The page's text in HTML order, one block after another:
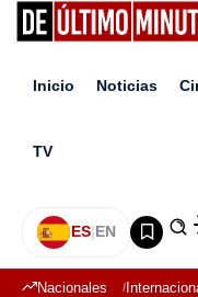
Inicio Noticias
TV
ES|EN
Nacionales